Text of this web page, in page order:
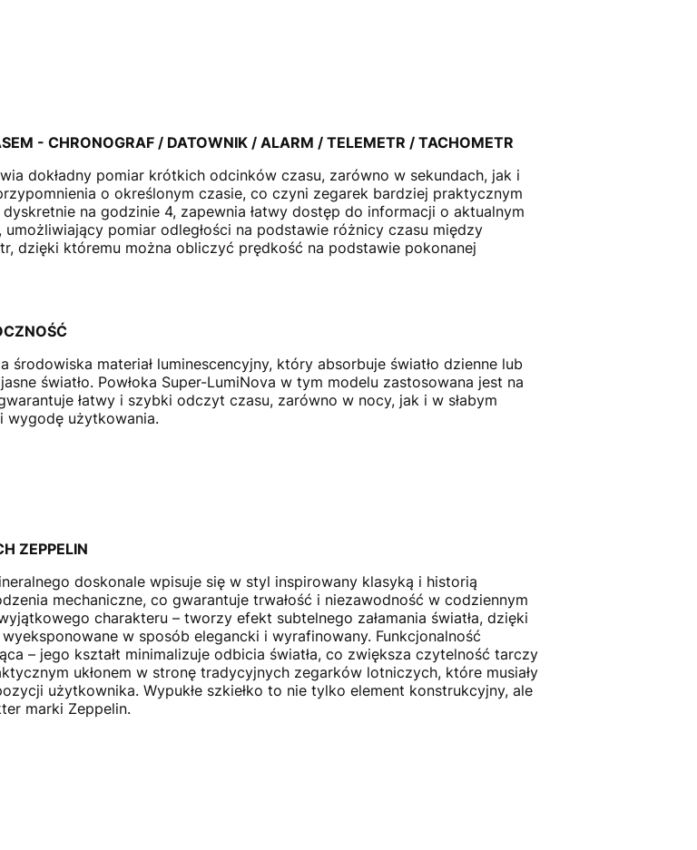
- CHRONOGRAF / DATOWNIK / ALARM / TELEMETR / TACHOMETR
dokładny pomiar krótkich odcinków czasu, zarówno w sekundach, jak i
o określonym czasie, co czyni zegarek bardziej praktycznym
na godzinie 4, zapewnia łatwy dostęp do informacji o aktualnym
pomiar odległości na podstawie różnicy czasu między
dzięki któremu można obliczyć prędkość na podstawie pokonanej
materiał luminescencyjny, który absorbuje światło dzienne lub
światło. Powłoka Super-LumiNova w tym modelu zastosowana jest na
łatwy i szybki odczyt czasu, zarówno w nocy, jak i w słabym
wygodę użytkowania.
ZEPPELIN
doskonale wpisuje się w styl inspirowany klasyką i historią
mechaniczne, co gwarantuje trwałość i niezawodność w codziennym
charakteru – tworzy efekt subtelnego załamania światła, dzięki
w sposób elegancki i wyrafinowany. Funkcjonalność
– jego kształt minimalizuje odbicia światła, co zwiększa czytelność tarczy
ukłonem w stronę tradycyjnych zegarków lotniczych, które musiały
użytkownika. Wypukłe szkiełko to nie tylko element konstrukcyjny, ale
marki Zeppelin.